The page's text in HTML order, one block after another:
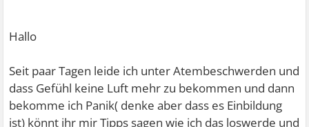
Hallo
Seit paar Tagen leide ich unter Atembeschwerden und
dass Gefühl keine Luft mehr zu bekommen und dann
bekomme ich Panik( denke aber dass es Einbildung
ist) könnt ihr mir Tipps sagen wie ich das loswerde und